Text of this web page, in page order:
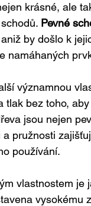
krásné, ale
Pevné
by došlo k
namáhaných
významnou
tlak bez toho,
jsou nejen
pružnosti
používání.
vlastnostem je
vysokému